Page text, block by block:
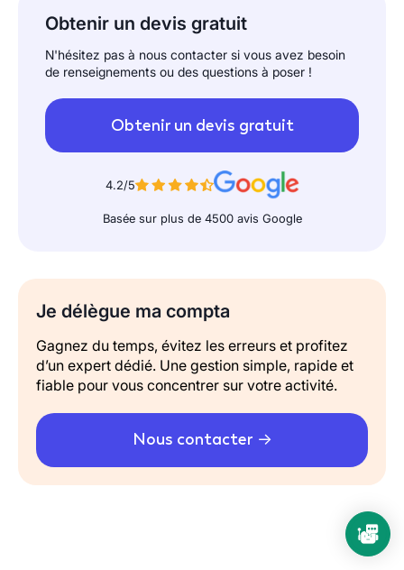
Obtenir un devis gratuit
N'hésitez pas à nous contacter si vous avez besoin
de renseignements ou des questions à poser !
Obtenir un devis gratuit
4.2/5
Basée sur plus de 4500 avis Google
Je délègue ma compta
Gagnez du temps, évitez les erreurs et profitez
d’un expert dédié. Une gestion simple, rapide et
fiable pour vous concentrer sur votre activité.
Nous contacter